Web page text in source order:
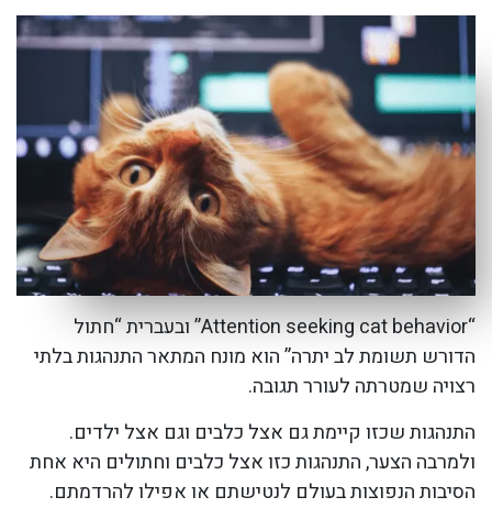
“Attention seeking cat behavior” ובעברית “חתול
הדורש תשומת לב יתרה” הוא מונח המתאר התנהגות בלתי
רצויה שמטרתה לעורר תגובה.
התנהגות שכזו קיימת גם אצל כלבים וגם אצל ילדים.
ולמרבה הצער, התנהגות כזו אצל כלבים וחתולים היא אחת
הסיבות הנפוצות בעולם לנטישתם או אפילו להרדמתם.